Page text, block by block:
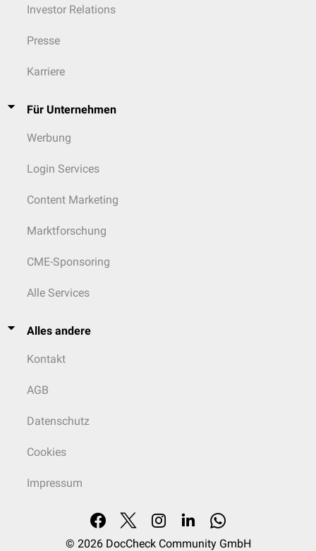
Investor Relations
Presse
Karriere
Für Unternehmen
Werbung
Login Services
Content Marketing
Marktforschung
CME-Sponsoring
Alle Services
Alles andere
Kontakt
AGB
Datenschutz
Cookies
Impressum
© 2026 DocCheck Community GmbH